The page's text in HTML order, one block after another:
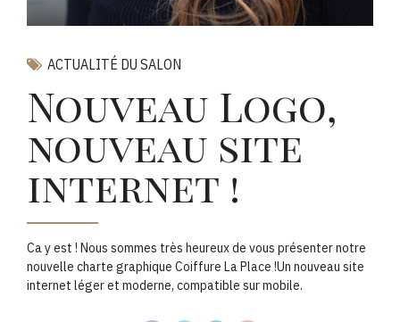
ACTUALITÉ DU SALON
Nouveau Logo,
nouveau site
internet !
Ca y est ! Nous sommes très heureux de vous présenter notre
nouvelle charte graphique Coiffure La Place !Un nouveau site
internet léger et moderne, compatible sur mobile.